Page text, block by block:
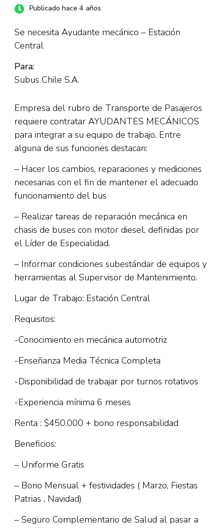
Publicado hace 4 años
Se necesita Ayudante mecánico – Estación
Central
Para:
Subus Chile S.A.
Empresa del rubro de Transporte de Pasajeros
requiere contratar AYUDANTES MECÁNICOS
para integrar a su equipo de trabajo. Entre
alguna de sus funciones destacan:
– Hacer los cambios, reparaciones y mediciones
necesarias con el fin de mantener el adecuado
funcionamiento del bus
– Realizar tareas de reparación mecánica en
chasis de buses con motor diesel, definidas por
el Líder de Especialidad.
– Informar condiciones subestándar de equipos y
herramientas al Supervisor de Mantenimiento.
Lugar de Trabajo: Estación Central
Requisitos:
-Conocimiento en mecánica automotriz
-Enseñanza Media Técnica Completa
-Disponibilidad de trabajar por turnos rotativos
-Experiencia mínima 6 meses
Renta : $450.000 + bono responsabilidad
Beneficios:
– Uniforme Gratis
– Bono Mensual + festividades ( Marzo, Fiestas
Patrias , Navidad)
– Seguro Complementario de Salud al pasar a